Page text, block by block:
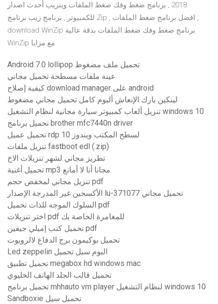
2018 , برنامج ضغط وفك ضغط الملفات وينزيب أحدث اصدار
للكمبيوتر , برنامج زيب برنامج Zip , افضل برنامج ضغط الملفات ,
download WinZip برنامج ضغط وفك ضغط الملفات بدقة عالية
WinZip مع مزايا
Android 7.0 lollipop تحميل ملف مضغوط
عينة ملفات مسطحة تحميل مجاني
كيفية إصلاح download manager على android
لينكين بارك الإنعاش ألبوم كامل تحميل مجاني مضغوط
تنزيل ألعاب كمبيوتر سيارة مجانية لنظام التشغيل windows 10
تحميل برنامج brother mfc7440n driver
تحميل عميل rdp لسطح المكتب ويندوز 10
تنزيل ملفات fastboot edl (.zip)
تطريز مجاني لشهر تنزيلات الاخ
تحميل أغنية mp3 مجانا أنا لا أمانع
تنزيل مجاني لمخفض حجم pdf
الأكسجين غير المدرجة الإصدار lu-371077 تحميل مجاني
السلوك الموجه للذات تحميل pdf
اختر تنزيلات pdf للمغامرة الخاصة بك
تحميل كتب إميلي جيفين pdf
تحميل بوكيمون برج الدفاع لالروبوت
Led zeppelin البوم سيل تحميل
تحميل تطبيق megabox hd windows mac
تحميل قالب الجلد الهاتف الخليوي
تحميل برنامج mhhauto vm player لنظام التشغيل windows 10
Sandboxie تحميل سيل